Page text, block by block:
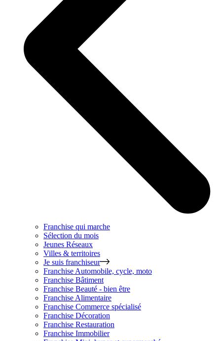
Franchise qui marche
Sélection du mois
Jeunes Réseaux
Villes & territoires
Je suis franchiseur
Franchise Automobile, cycle, moto
Franchise Bâtiment
Franchise Beauté - bien être
Franchise Alimentaire
Franchise Commerce spécialisé
Franchise Décoration
Franchise Restauration
Franchise Immobilier